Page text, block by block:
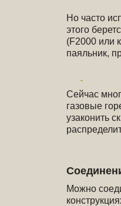
Но часто
этого
(F2000 или
паяльник,
Сейчас
газовые
узаконить
Можно